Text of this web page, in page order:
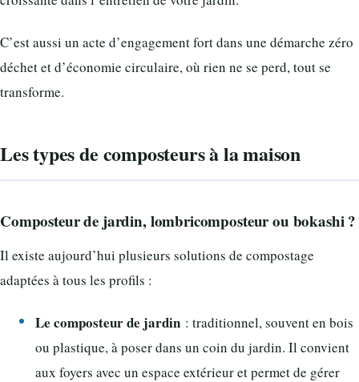
C’est aussi un acte d’engagement fort dans une démarche zéro
déchet et d’économie circulaire, où rien ne se perd, tout se
transforme.
Les types de composteurs à la maison
Composteur de jardin, lombricomposteur ou bokashi ?
Il existe aujourd’hui plusieurs solutions de compostage
adaptées à tous les profils :
Le composteur de jardin : traditionnel, souvent en bois
ou plastique, à poser dans un coin du jardin. Il convient
aux foyers avec un espace extérieur et permet de gérer